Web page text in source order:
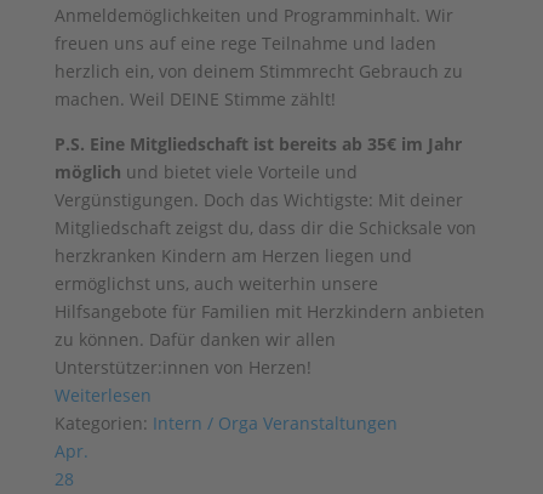
Anmeldemöglichkeiten und Programminhalt. Wir
freuen uns auf eine rege Teilnahme und laden
herzlich ein, von deinem Stimmrecht Gebrauch zu
machen. Weil DEINE Stimme zählt!
P.S. Eine Mitgliedschaft ist bereits ab 35€ im Jahr
möglich und bietet viele Vorteile und
Vergünstigungen. Doch das Wichtigste: Mit deiner
Mitgliedschaft zeigst du, dass dir die Schicksale von
herzkranken Kindern am Herzen liegen und
ermöglichst uns, auch weiterhin unsere
Hilfsangebote für Familien mit Herzkindern anbieten
zu können. Dafür danken wir allen
Unterstützer:innen von Herzen!
Weiterlesen
Kategorien: Intern / Orga Veranstaltungen
Apr.
28